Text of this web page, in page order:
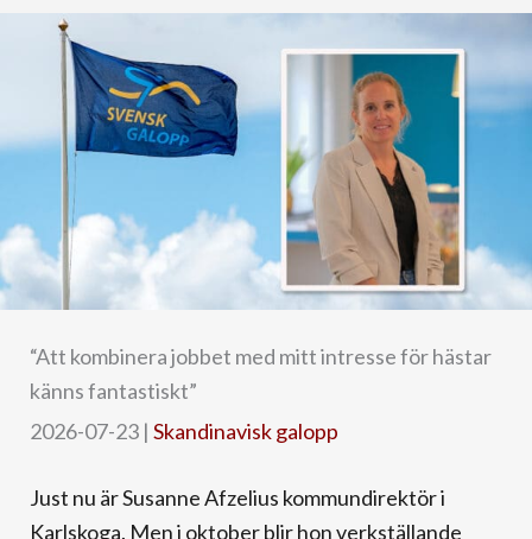
“Att kombinera jobbet med mitt intresse för hästar
känns fantastiskt”
2026-07-23 | Skandinavisk galopp
Just nu är Susanne Afzelius kommundirektör i
Karlskoga. Men i oktober blir hon verkställande